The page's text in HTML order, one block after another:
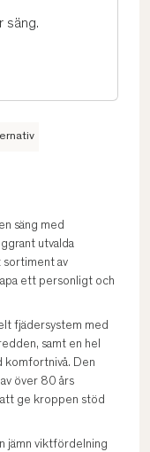
säng.
säng med
utvalda
sortiment av
ett personligt och
fjädersystem med
samt en hel
komfortnivå. Den
över 80 års
ge kroppen stöd
jämn viktfördelning